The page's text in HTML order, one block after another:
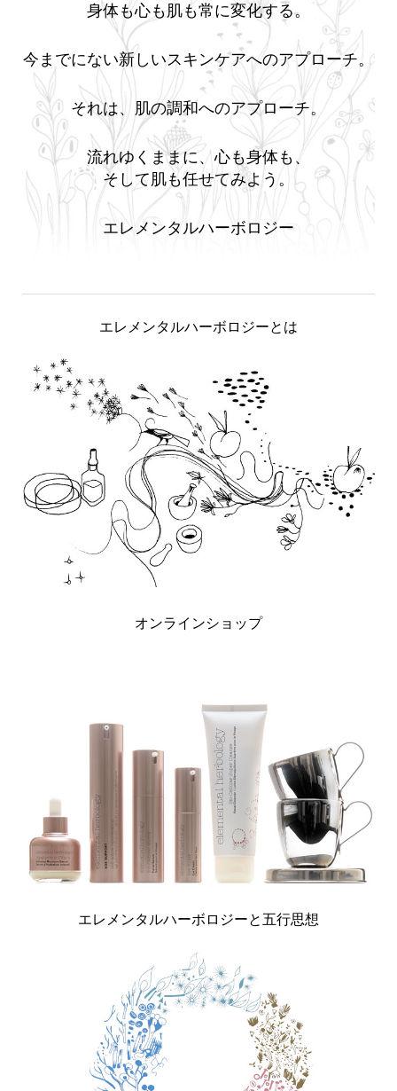
身体も心も肌も常に変化する。
今までにない新しいスキンケアへのアプローチ。
それは、肌の調和へのアプローチ。
流れゆくままに、心も身体も、
そして肌も任せてみよう。
エレメンタルハーボロジー
エレメンタルハーボロジーとは
オンラインショップ
エレメンタルハーボロジーと五行思想